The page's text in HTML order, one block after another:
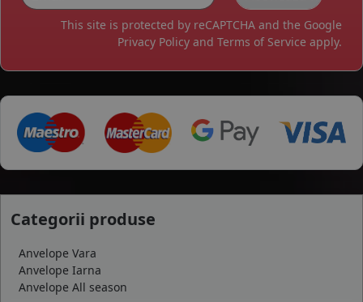
This site is protected by reCAPTCHA and the Google
Privacy Policy and Terms of Service apply.
Categorii produse
Anvelope Vara
Anvelope Iarna
Anvelope All season